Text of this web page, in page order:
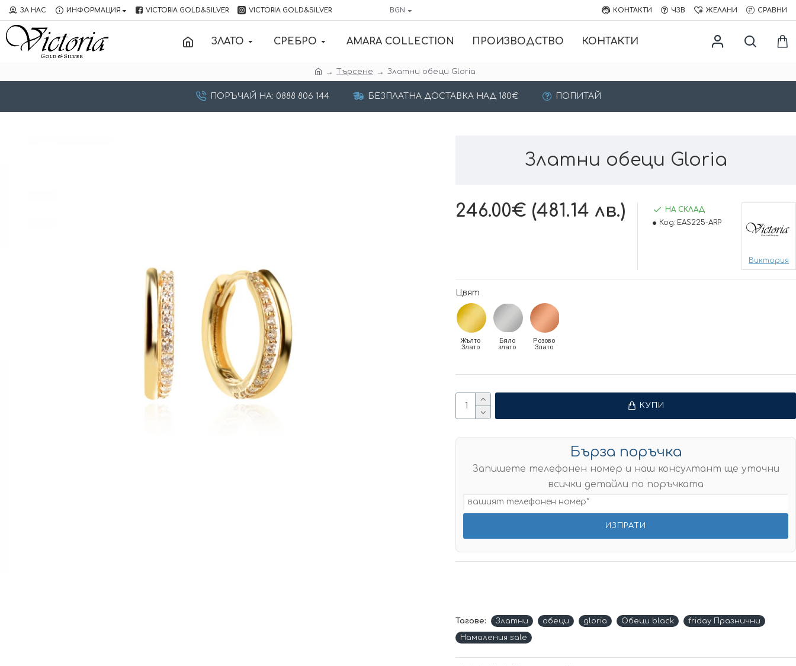
ЗА НАС ИНФОРМАЦИЯ VICTORIA GOLD&SILVER VICTORIA GOLD&SILVER BGN КОНТАКТИ ЧЗВ ЖЕЛАНИ СРАВНИ
ЗЛАТО СРЕБРО AMARA COLLECTION ПРОИЗВОДСТВО КОНТАКТИ
Търсене Златни обеци Gloria
ПОРЪЧАЙ НА: 0888 806 144 БЕЗПЛАТНА ДОСТАВКА НАД 180€ ПОПИТАЙ
Златни обеци Gloria
246.00€ (481.14 лв.)
НА СКЛАД
Код: EAS225-ARP
Виктория
Цвят
Жълто
Злато
Бяло
злато
Розово
Злато
КУПИ
Бърза поръчка
Запишете телефонен номер и наш консултант ще уточни
всички детайли по поръчката
Тагове: Златни обеци gloria Обеци black
friday Празнични
Намаления sale